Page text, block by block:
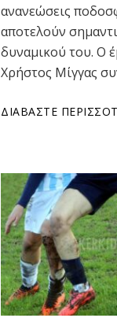
ανανεώσεις
αποτελούν
δυναμικού του. Ο
Χρήστος Μίγγας
ΔΙΑΒΆΣΤΕ